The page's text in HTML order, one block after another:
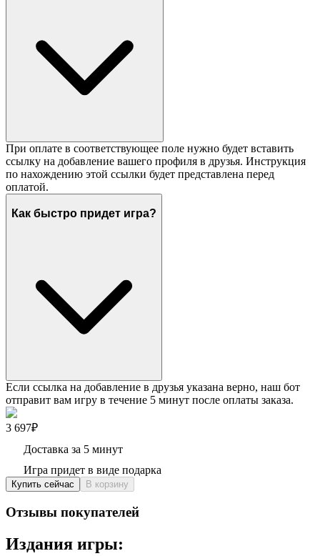
При оплате в соответствующее поле нужно будет вставить
ссылку на добавление вашего профиля в друзья. Инструкция
по нахождению этой ссылки будет представлена перед
оплатой.
Как быстро придет игра?
Если ссылка на добавление в друзья указана верно, наш бот
отправит вам игру в течение 5 минут после оплаты заказа.
3 697₽
Доставка за 5 минут
Игра придет в виде подарка
Купить сейчас В корзину
Отзывы покупателей
Издания игры: